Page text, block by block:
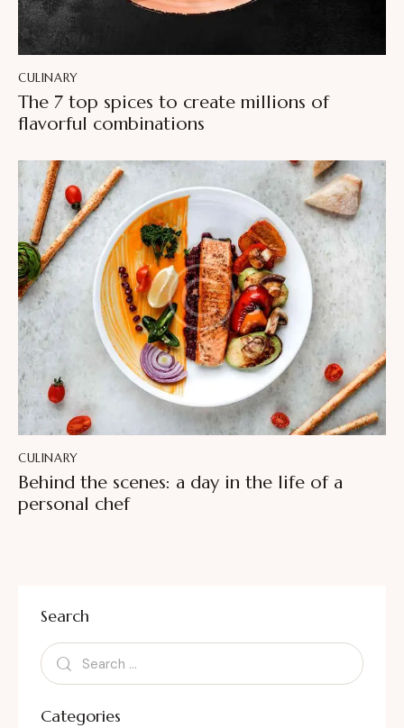
CULINARY
The 7 top spices to create millions of
flavorful combinations
CULINARY
Behind the scenes: a day in the life of a
personal chef
Search
Categories